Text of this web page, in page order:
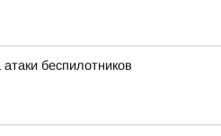
беспилотников